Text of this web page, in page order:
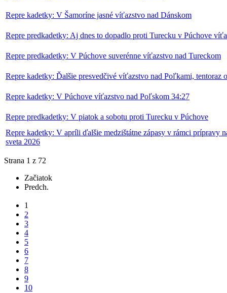
Repre kadetky: V Šamoríne jasné víťazstvo nad Dánskom
Repre predkadetky: Aj dnes to dopadlo proti Turecku v Púchove
Repre predkadetky: V Púchove suverénne víťazstvo nad Tureckom
Repre kadetky: Ďalšie presvedčivé víťazstvo nad Poľkami, tentoraz
Repre kadetky: V Púchove víťazstvo nad Poľskom 34:27
Repre predkadetky: V piatok a sobotu proti Turecku v Púchove
Repre kadetky: V apríli ďalšie medzištátne zápasy v rámci prípravy
sveta 2026
Strana 1 z 72
Začiatok
Predch.
1
2
3
4
5
6
7
8
9
10